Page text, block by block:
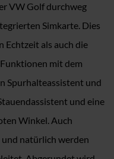
VW Golf durchweg
Simkarte. Dies
Echtzeit als auch die
mit dem
Spurhalteassistent und
und eine
Winkel. Auch
natürlich werden